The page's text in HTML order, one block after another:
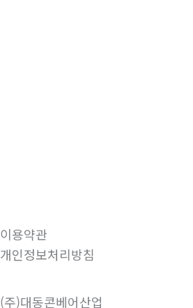
이용약관
개인정보처리방침
(주)대동콘베어산업